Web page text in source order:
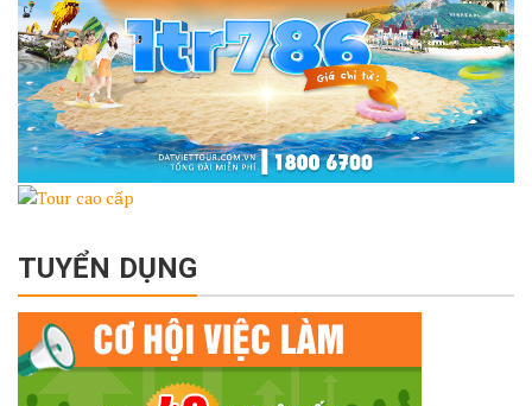
TUYỂN DỤNG